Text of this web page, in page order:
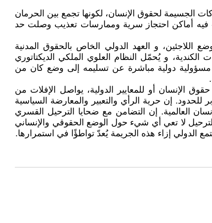
الجسيمة لحقوق الإنسان، لكونها تجمع بين الحرمان
فيه أماكن احتجاز سرية وممارسات تعذيب وصلت حد
يُعد خرقًا فاضحًا لقانون اللاجئين المنصوص عليه في: اتفاقية جنيف لسنة 1951 الخاصة بوضع اللاجئين، و العهد الدولي الخاص بالحقوق المدنية
و يُحمّل النظام العلوي الملكي الديكتاتوري
مسؤولية دولية مباشرة عن تسليمه إلى وضع كان من
الإنسان أو للمعايير الدولية، يواصل الإفلات من
إن حرية الرأي والتعبير والمعارضة السياسية
العالمية. إن التضامن مع ضحايا الترحيل القسري
لا تعي أي شيء حول الوضع الحقوقي والإنساني
الدولي إزاء هذه الجريمة يُعدّ تواطؤًا في استمرارها.